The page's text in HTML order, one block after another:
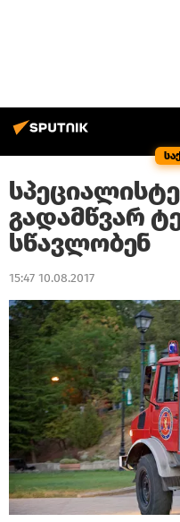
გადამწვარ
სწავლობენ
15:47 10.08.2017